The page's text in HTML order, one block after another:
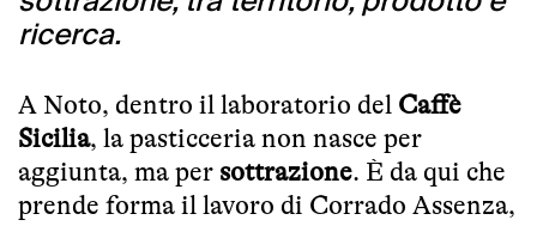
ricerca.
A Noto, dentro il laboratorio del Caffè
Sicilia, la pasticceria non nasce per
aggiunta, ma per sottrazione. È da qui che
prende forma il lavoro di Corrado Assenza,